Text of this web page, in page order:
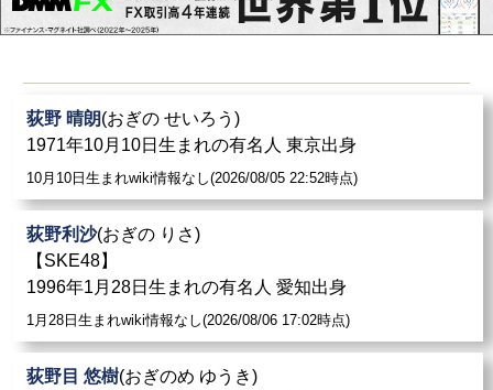
荻野 晴朗(おぎの せいろう)
1971年10月10日生まれの有名人 東京出身
10月10日生まれwiki情報なし(2026/08/05 22:52時点)
荻野利沙(おぎの りさ)
【SKE48】
1996年1月28日生まれの有名人 愛知出身
1月28日生まれwiki情報なし(2026/08/06 17:02時点)
荻野目 悠樹(おぎのめ ゆうき)